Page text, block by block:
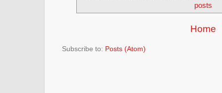
posts
Home
Subscribe to: Posts (Atom)